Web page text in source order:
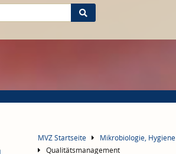
MVZ Startseite Mikrobiologie, Hygiene
Qualitätsmanagement